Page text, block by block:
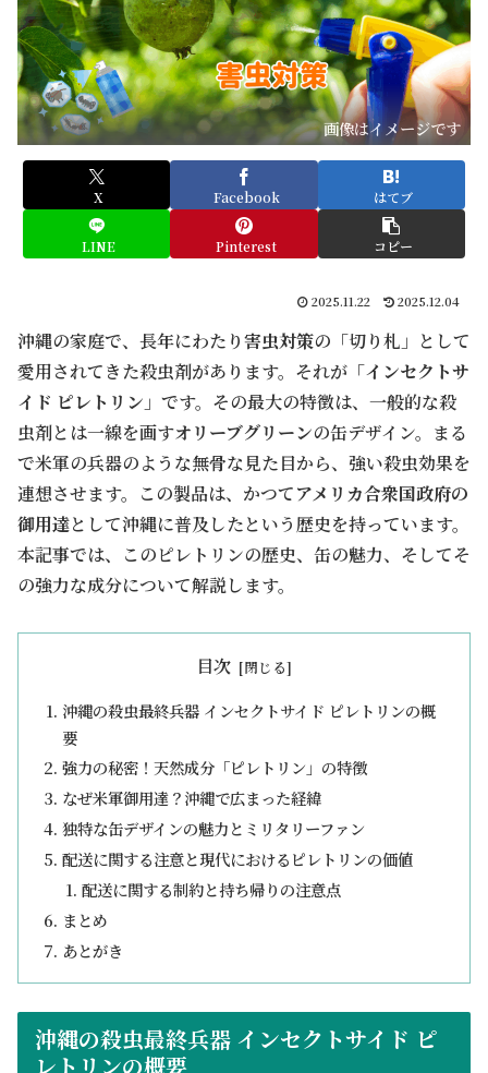
画像はイメージです
X Facebook はてブ
LINE Pinterest コピー
2025.11.22 2025.12.04
沖縄の家庭で、長年にわたり害虫対策の「切り札」として
愛用されてきた殺虫剤があります。それが「インセクトサ
イド ピレトリン 」です。その最大の特徴は、一般的な殺
虫剤とは一線を画すオリーブグリーンの缶デザイン。まる
で米軍の兵器のような無骨な見た目から、強い殺虫効果を
連想させます。この製品は、かつてアメリカ合衆国政府の
御用達として沖縄に普及したという歴史を持っています。
本記事では、このピレトリンの歴史、缶の魅力、そしてそ
の強力な成分について解説します。
目次
沖縄の殺虫最終兵器 インセクトサイド ピレトリンの概
要
強力の秘密！天然成分「ピレトリン」の特徴
なぜ米軍御用達？沖縄で広まった経緯
独特な缶デザインの魅力とミリタリーファン
配送に関する注意と現代におけるピレトリンの価値
配送に関する制約と持ち帰りの注意点
まとめ
あとがき
沖縄の殺虫最終兵器 インセクトサイド ピ
レトリンの概要